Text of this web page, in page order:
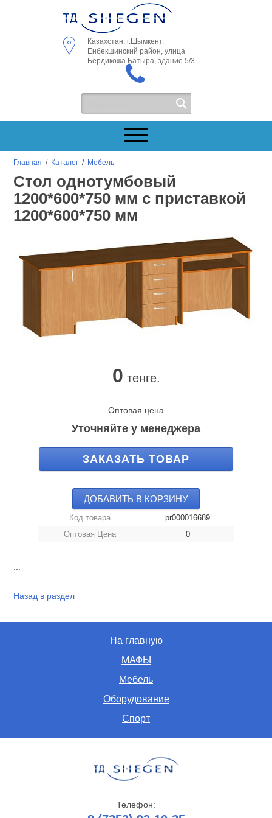
Казахстан, г.Шымкент,
Енбекшинский район, улица
Бердикожа Батыра, здание 5/3
Главная / Каталог / Мебель
Стол однотумбовый
1200*600*750 мм с приставкой
1200*600*750 мм
0 тенге.
Оптовая цена
Уточняйте у менеджера
ЗАКАЗАТЬ ТОВАР
ДОБАВИТЬ В КОРЗИНУ
Код товара
pr000016689
Оптовая Цена
0
Назад в раздел
На главную
МАФЫ
Мебель
Оборудование
Спорт
Телефон: